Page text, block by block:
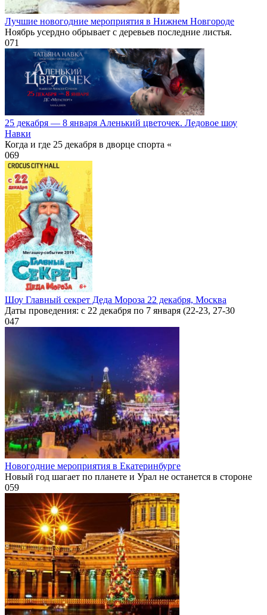
Лучшие новогодние мероприятия в Нижнем Новгороде
Ноябрь усердно обрывает с деревьев последние листья.
071
25 декабря — 8 января Аленький цветочек. Ледовое шоу
Навки
Когда и где 25 декабря в дворце спорта «
069
Шоу Главный секрет Деда Мороза 22 декабря, Москва
Даты проведения: с 22 декабря по 7 января (22-23, 27-30
047
Новогодние мероприятия в Екатеринбурге
Новый год шагает по планете и Урал не останется в стороне
059